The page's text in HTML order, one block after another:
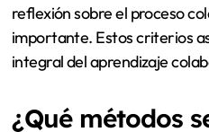
reflexión sobre el proceso
importante. Estos criterios
integral del aprendizaje
¿Qué métodos